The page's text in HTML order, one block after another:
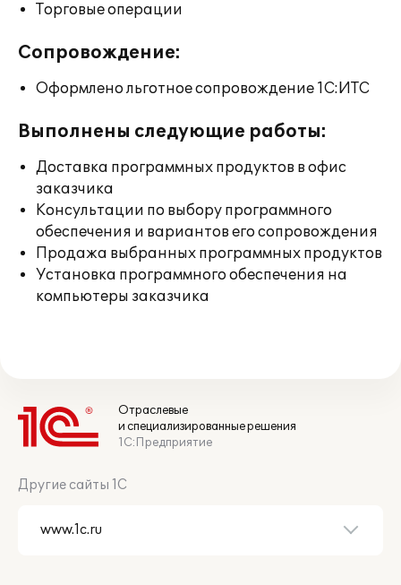
Торговые операции
Сопровождение:
Оформлено льготное сопровождение 1С:ИТС
Выполнены следующие работы:
Доставка программных продуктов в офис
заказчика
Консультации по выбору программного
обеспечения и вариантов его сопровождения
Продажа выбранных программных продуктов
Установка программного обеспечения на
компьютеры заказчика
Отраслевые
и специализированные решения
1С:Предприятие
Другие сайты 1С